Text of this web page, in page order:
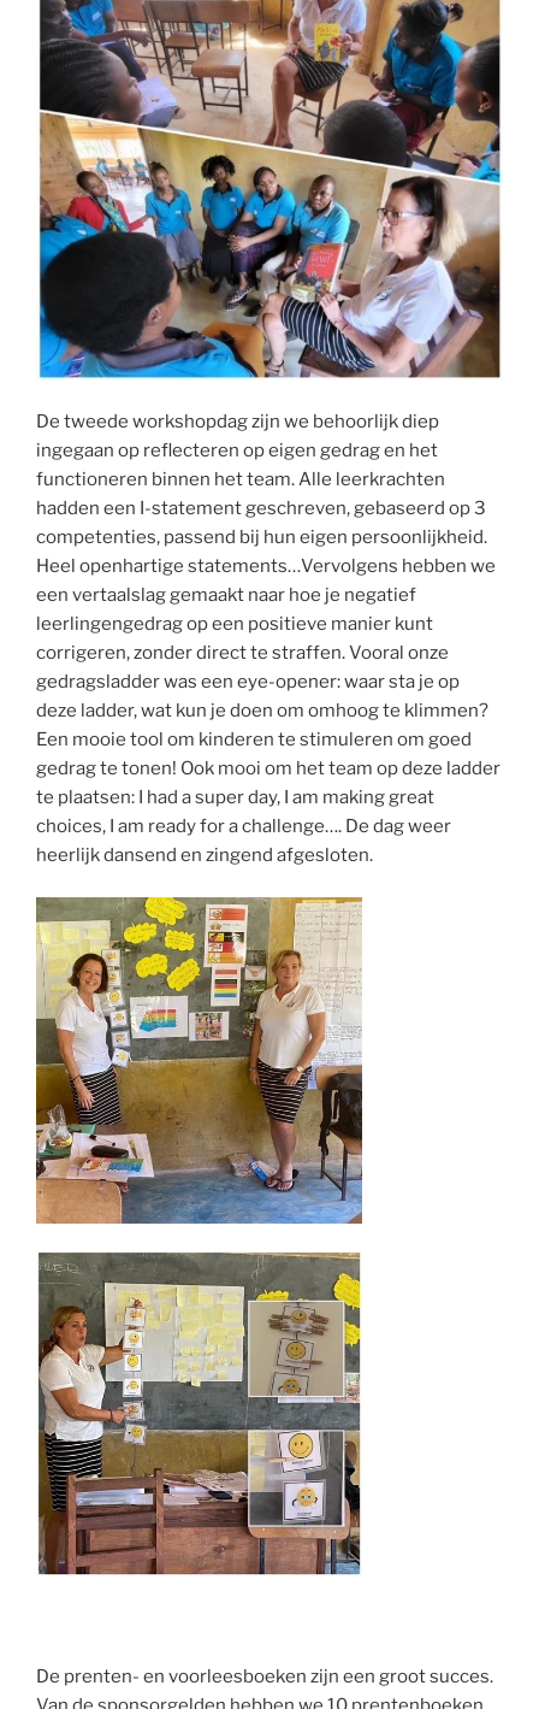
De tweede workshopdag zijn we behoorlijk diep
ingegaan op reflecteren op eigen gedrag en het
functioneren binnen het team. Alle leerkrachten
hadden een I-statement geschreven, gebaseerd op 3
competenties, passend bij hun eigen persoonlijkheid.
Heel openhartige statements…Vervolgens hebben we
een vertaalslag gemaakt naar hoe je negatief
leerlingengedrag op een positieve manier kunt
corrigeren, zonder direct te straffen. Vooral onze
gedragsladder was een eye-opener: waar sta je op
deze ladder, wat kun je doen om omhoog te klimmen?
Een mooie tool om kinderen te stimuleren om goed
gedrag te tonen! Ook mooi om het team op deze ladder
te plaatsen: I had a super day, I am making great
choices, I am ready for a challenge…. De dag weer
heerlijk dansend en zingend afgesloten.
De prenten- en voorleesboeken zijn een groot succes.